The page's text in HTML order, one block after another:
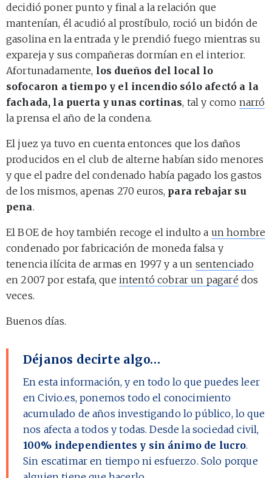
decidió poner punto y final a la relación que
mantenían, él acudió al prostíbulo, roció un bidón de
gasolina en la entrada y le prendió fuego mientras su
expareja y sus compañeras dormían en el interior.
Afortunadamente, los dueños del local lo
sofocaron a tiempo y el incendio sólo afectó a la
fachada, la puerta y unas cortinas, tal y como narró
la prensa el año de la condena.
El juez ya tuvo en cuenta entonces que los daños
producidos en el club de alterne habían sido menores
y que el padre del condenado había pagado los gastos
de los mismos, apenas 270 euros, para rebajar su
pena.
El BOE de hoy también recoge el indulto a un hombre
condenado por fabricación de moneda falsa y
tenencia ilícita de armas en 1997 y a un sentenciado
en 2007 por estafa, que intentó cobrar un pagaré dos
veces.
Buenos días.
Déjanos decirte algo…
En esta información, y en todo lo que puedes leer
en Civio.es, ponemos todo el conocimiento
acumulado de años investigando lo público, lo que
nos afecta a todos y todas. Desde la sociedad civil,
100% independientes y sin ánimo de lucro.
Sin escatimar en tiempo ni esfuerzo. Solo porque